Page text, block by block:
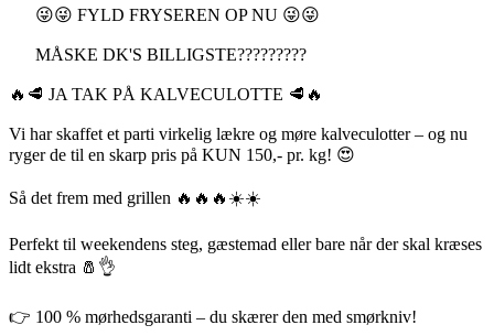
😜😜 FYLD FRYSEREN OP NU 😜😜
MÅSKE DK'S BILLIGSTE?????????
🔥🥩 JA TAK PÅ KALVECULOTTE 🥩🔥
Vi har skaffet et parti virkelig lækre og møre kalveculotter – og nu
ryger de til en skarp pris på KUN 150,- pr. kg! 😍
Så det frem med grillen 🔥🔥🔥☀️☀️
Perfekt til weekendens steg, gæstemad eller bare når der skal kræses
lidt ekstra 🧂👌
👉 100 % mørhedsgaranti – du skærer den med smørkniv!